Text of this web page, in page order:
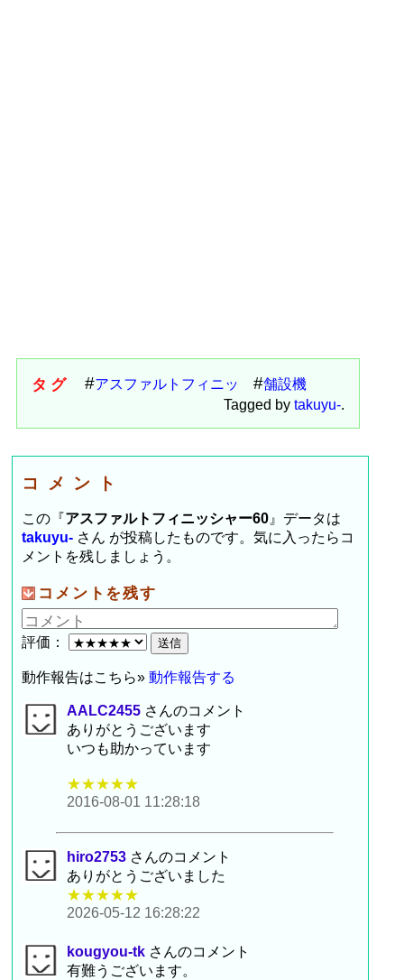
タグ アスファルトフィニッ
舗設機
Tagged by takuyu-.
コメント
この『アスファルトフィニッシャー60 』データは
takuyu- さん が投稿したものです。気に入ったらコ
メントを残しましょう。
コメントを残す
評価：
動作報告はこちら»動作報告する
AALC2455 さんのコメント
ありがとうございます
いつも助かっています
★★★★★
2016-08-01 11:28:18
hiro2753 さんのコメント
ありがとうございました
★★★★★
2026-05-12 16:28:22
kougyou-tk さんのコメント
有難うございます。